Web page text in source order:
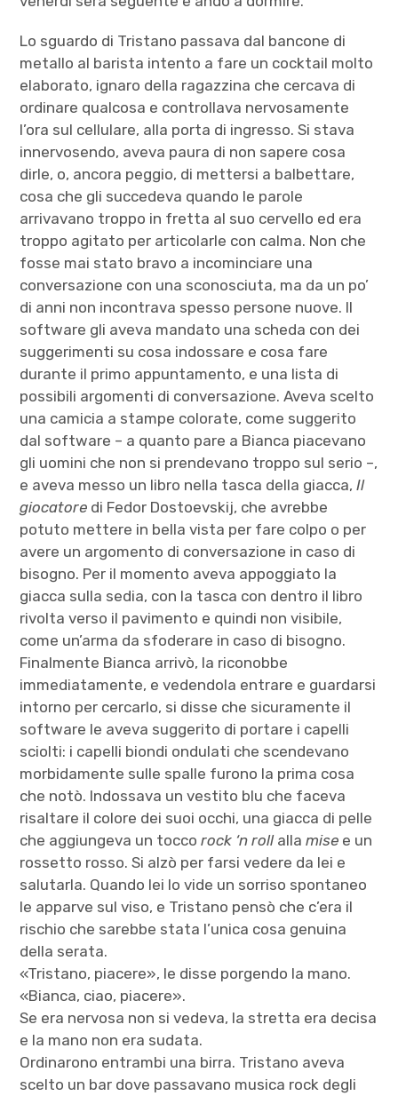
Lo sguardo di Tristano passava dal bancone di
metallo al barista intento a fare un cocktail molto
elaborato, ignaro della ragazzina che cercava di
ordinare qualcosa e controllava nervosamente
l’ora sul cellulare, alla porta di ingresso. Si stava
innervosendo, aveva paura di non sapere cosa
dirle, o, ancora peggio, di mettersi a balbettare,
cosa che gli succedeva quando le parole
arrivavano troppo in fretta al suo cervello ed era
troppo agitato per articolarle con calma. Non che
fosse mai stato bravo a incominciare una
conversazione con una sconosciuta, ma da un po’
di anni non incontrava spesso persone nuove. Il
software gli aveva mandato una scheda con dei
suggerimenti su cosa indossare e cosa fare
durante il primo appuntamento, e una lista di
possibili argomenti di conversazione. Aveva scelto
una camicia a stampe colorate, come suggerito
dal software – a quanto pare a Bianca piacevano
gli uomini che non si prendevano troppo sul serio –,
e aveva messo un libro nella tasca della giacca,Il
giocatore di Fedor Dostoevskij, che avrebbe
potuto mettere in bella vista per fare colpo o per
avere un argomento di conversazione in caso di
bisogno. Per il momento aveva appoggiato la
giacca sulla sedia, con la tasca con dentro il libro
rivolta verso il pavimento e quindi non visibile,
come un’arma da sfoderare in caso di bisogno.
Finalmente Bianca arrivò, la riconobbe
immediatamente, e vedendola entrare e guardarsi
intorno per cercarlo, si disse che sicuramente il
software le aveva suggerito di portare i capelli
sciolti: i capelli biondi ondulati che scendevano
morbidamente sulle spalle furono la prima cosa
che notò. Indossava un vestito blu che faceva
risaltare il colore dei suoi occhi, una giacca di pelle
che aggiungeva un toccorock ‘n roll allamise e un
rossetto rosso. Si alzò per farsi vedere da lei e
salutarla. Quando lei lo vide un sorriso spontaneo
le apparve sul viso, e Tristano pensò che c’era il
rischio che sarebbe stata l’unica cosa genuina
della serata.
«Tristano, piacere», le disse porgendo la mano.
«Bianca, ciao, piacere».
Se era nervosa non si vedeva, la stretta era decisa
e la mano non era sudata.
Ordinarono entrambi una birra. Tristano aveva
scelto un bar dove passavano musica rock degli